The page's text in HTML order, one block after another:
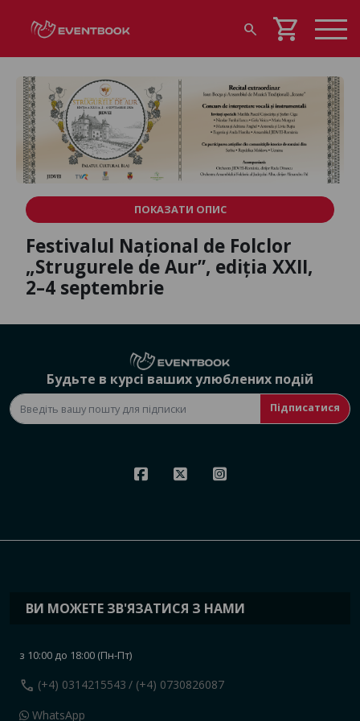
search shopping_cart
ПОКАЗАТИ ОПИС
Festivalul Național de Folclor
„Strugurele de Aur”, ediția XXII,
2–4 septembrie
Будьте в курсі ваших улюблених подій
Підписатися
ВИ МОЖЕТЕ ЗВ'ЯЗАТИСЯ З НАМИ
з 10:00 до 18:00 (Пн-Пт)
call (+4) 0314215543 / (+4) 0730826087
WhatsApp